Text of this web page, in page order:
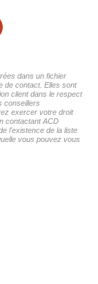
dans un fichier
de contact. Elles sont
client dans le respect
conseillers
exercer votre droit
contactant ACD
l'existence de la liste
vous pouvez vous